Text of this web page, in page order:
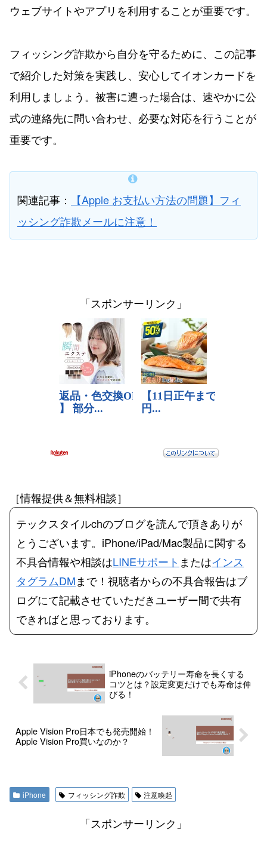
ウェブサイトやアプリを利用することが重要です。
フィッシング詐欺から自分を守るために、この記事
で紹介した対策を実践し、安心してイオンカードを
利用しましょう。被害に遭った場合は、速やかに公
式の連絡先に問い合わせ、必要な対応を行うことが
重要です。
関連記事：
【Apple お支払い方法の問題】フィ
ッシング詐欺メールに注意！
「スポンサーリンク」
［情報提供＆無料相談］
テックスタイルchのブログを読んで頂きありが
とうございます。iPhone/iPad/Mac製品に関する
不具合情報や相談はLINEサポート またはインス
タグラムDMまで！視聴者からの不具合報告はブ
ログにて記載させていただきユーザー間で共有
できればと思っております。
iPhoneのバッテリー寿命を長くする
コツとは？設定変更だけでも寿命は伸
びる！
Apple Vision Pro日本でも発売開始！
Apple Vision Pro買いなのか？
iPhone フィッシング詐欺 注意喚起
「スポンサーリンク」